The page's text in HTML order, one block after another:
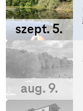
szept. 5.
aug. 9.